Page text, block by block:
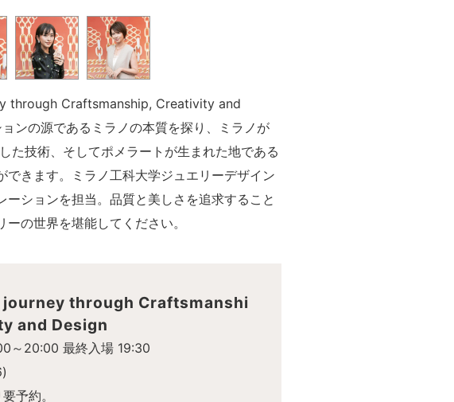
through Craftsmanship, Creativity and
ンの源であるミラノの本質を探り、ミラノが
た技術、そしてポメラートが生まれた地である
できます。ミラノ工科大学ジュエリーデザイン
ションを担当。品質と美しさを追求すること
の世界を堪能してください。
through Craftsmanshi
and Design
～20:00 最終入場 19:30
予約。